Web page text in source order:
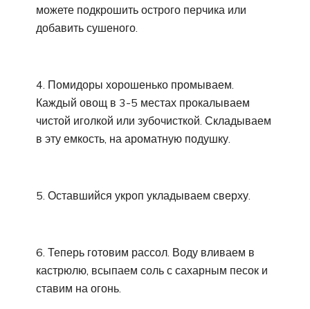
можете подкрошить острого перчика или
добавить сушеного.
4. Помидоры хорошенько промываем.
Каждый овощ в 3-5 местах прокалываем
чистой иголкой или зубочисткой. Складываем
в эту емкость, на ароматную подушку.
5. Оставшийся укроп укладываем сверху.
6. Теперь готовим рассол. Воду вливаем в
кастрюлю, всыпаем соль с сахарным песок и
ставим на огонь.